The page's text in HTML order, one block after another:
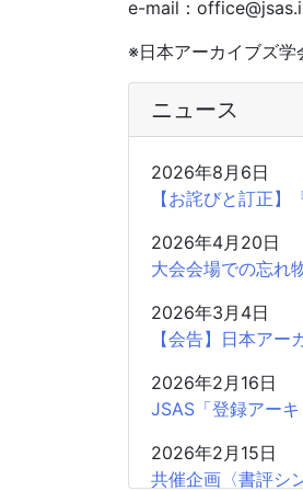
e-mail：
※日本アーカイブズ学
ニュース
2026年8月6日
【お詫びと訂正
2026年4月20日
大会会場での忘れ
2026年3月4日
【会告】日本ア
2026年2月16日
JSAS「登録アー
2026年2月15日
共催企画〈書評シ